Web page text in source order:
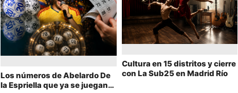
Los números de Abelardo De
la Espriella que ya se juegan
Cultura en 15 distritos y cierre
con La Sub25 en Madrid Río